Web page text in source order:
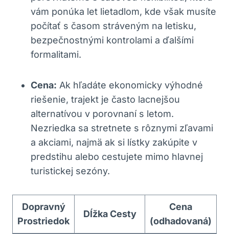
vám ponúka let lietadlom, kde však musíte
počítať s časom stráveným na letisku,
bezpečnostnými kontrolami a ďalšími
formalitami.
Cena: Ak hľadáte ekonomicky výhodné
riešenie, trajekt je často lacnejšou
alternatívou v porovnaní s letom.
Nezriedka sa stretnete s rôznymi zľavami
a akciami, najmä ak si lístky zakúpite v
predstihu alebo cestujete mimo hlavnej
turistickej sezóny.
Dopravný
Prostriedok
Dĺžka Cesty
Cena
(odhadovaná)